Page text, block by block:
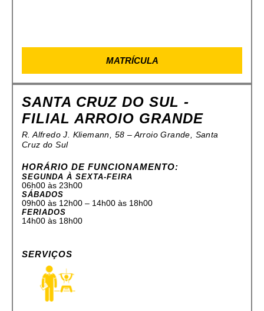
MATRÍCULA
SANTA CRUZ DO SUL -
FILIAL ARROIO GRANDE
R. Alfredo J. Kliemann, 58 – Arroio Grande, Santa
Cruz do Sul
HORÁRIO DE FUNCIONAMENTO:
SEGUNDA À SEXTA-FEIRA
06h00 às 23h00
SÁBADOS
09h00 às 12h00 – 14h00 às 18h00
FERIADOS
14h00 às 18h00
SERVIÇOS